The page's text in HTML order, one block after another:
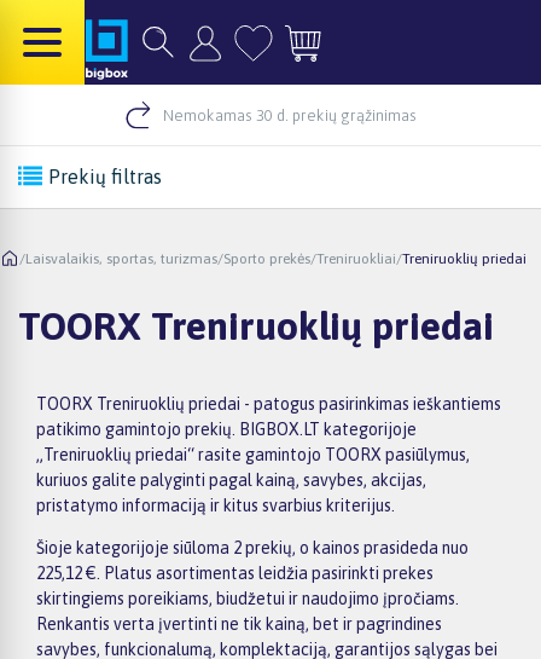
Nemokamas 30 d. prekių grąžinimas
Prekių filtras
/Laisvalaikis, sportas, turizmas/Sporto prekės/Treniruokliai/Treniruoklių priedai
TOORX Treniruoklių priedai
TOORX Treniruoklių priedai - patogus pasirinkimas ieškantiems
patikimo gamintojo prekių. BIGBOX.LT kategorijoje
„Treniruoklių priedai“ rasite gamintojo TOORX pasiūlymus,
kuriuos galite palyginti pagal kainą, savybes, akcijas,
pristatymo informaciją ir kitus svarbius kriterijus.
Šioje kategorijoje siūloma 2 prekių, o kainos prasideda nuo
225,12 €. Platus asortimentas leidžia pasirinkti prekes
skirtingiems poreikiams, biudžetui ir naudojimo įpročiams.
Renkantis verta įvertinti ne tik kainą, bet ir pagrindines
savybes, funkcionalumą, komplektaciją, garantijos sąlygas bei